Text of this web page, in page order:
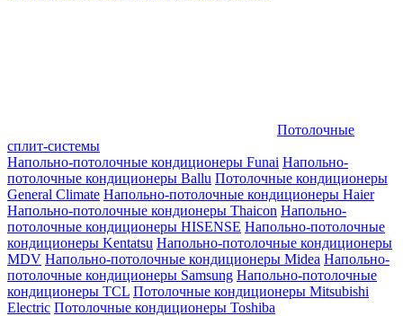
Потолочные
сплит-системы
Напольно-потолочные кондиционеры Funai Напольно-
потолочные кондиционеры Ballu Потолочные кондиционеры
General Climate Напольно-потолочные кондиционеры Haier
Напольно-потолочные кондионеры Thaicon Напольно-
потолочные кондиционеры HISENSE Напольно-потолочные
кондиционеры Kentatsu Напольно-потолочные кондиционеры
MDV Напольно-потолочные кондиционеры Midea Напольно-
потолочные кондиционеры Samsung Напольно-потолочные
кондиционеры TCL Потолочные кондиционеры Mitsubishi
Electric Потолочные кондиционеры Toshiba